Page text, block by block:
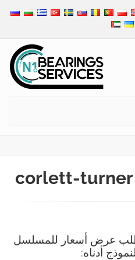
اطلب عرض أسعار للمسلسل
أدناه: